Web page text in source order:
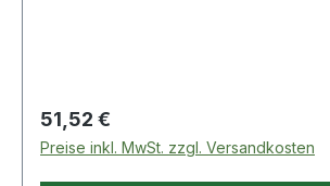
Regulärer Preis:
51,52 €
Preise inkl. MwSt. zzgl. Versandkosten